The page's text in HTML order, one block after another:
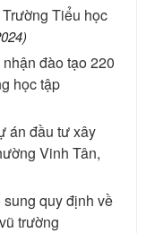
Tiểu học
đào tạo 220
học tập
án đầu tư xây
Vinh Tân,
quy định về
trường